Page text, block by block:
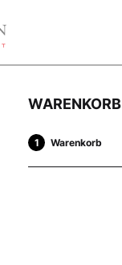
WARENKORB
Warenkorb